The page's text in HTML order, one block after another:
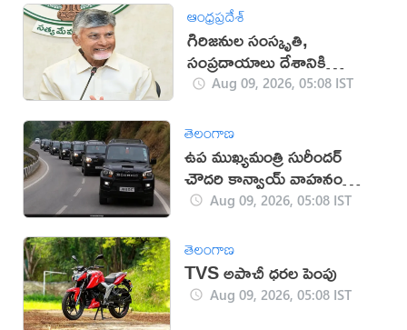
ఆంధ్రప్రదేశ్
గిరిజనుల సంస్కృతి,
సంప్రదాయాలు దేశానికి
గర్వకారణం: సీఎం చంద్రబాబు
Aug 09, 2026, 05:08 IST
తెలంగాణ
ఉప ముఖ్యమంత్రి సురీందర్
చౌదరి కాన్వాయ్ వాహనం
ఢీకొని వ్యక్తి మృతి!
Aug 09, 2026, 05:08 IST
తెలంగాణ
TVS అపాచీ ధరల పెంపు
Aug 09, 2026, 05:08 IST